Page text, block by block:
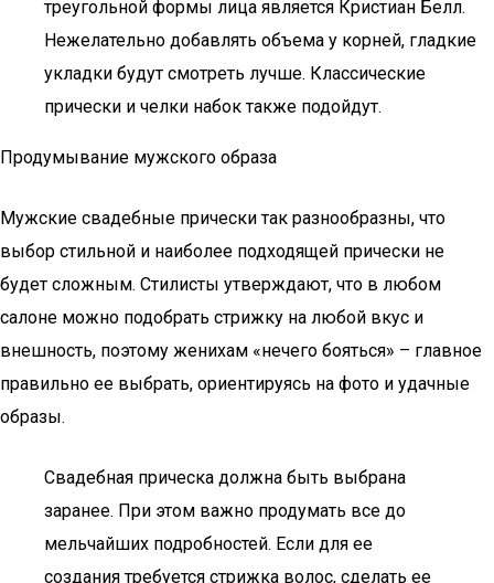
треугольной формы лица является Кристиан Белл.
Нежелательно добавлять объема у корней, гладкие
укладки будут смотреть лучше. Классические
прически и челки набок также подойдут.
Продумывание мужского образа
Мужские свадебные прически так разнообразны, что
выбор стильной и наиболее подходящей прически не
будет сложным. Стилисты утверждают, что в любом
салоне можно подобрать стрижку на любой вкус и
внешность, поэтому женихам «нечего бояться» – главное
правильно ее выбрать, ориентируясь на фото и удачные
образы.
Свадебная прическа должна быть выбрана
заранее. При этом важно продумать все до
мельчайших подробностей. Если для ее
создания требуется стрижка волос, сделать ее